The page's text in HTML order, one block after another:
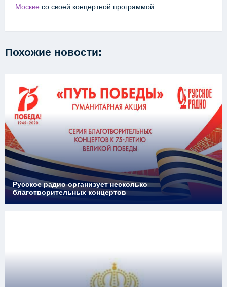
Москве со своей концертной программой.
Похожие новости:
Русское радио организует несколько
благотворительных концертов